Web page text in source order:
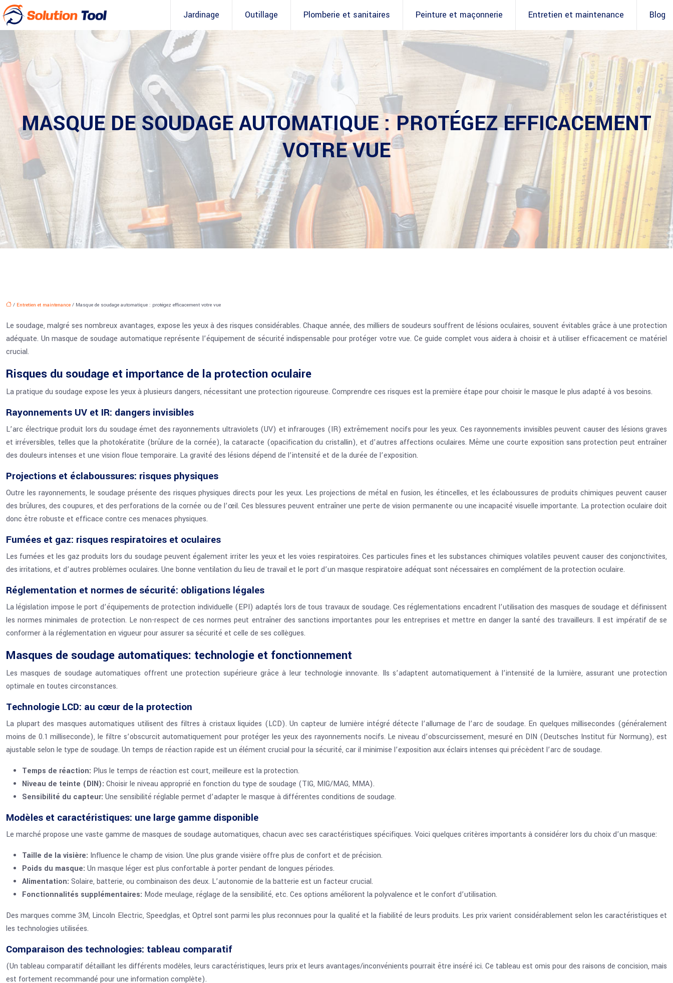
Jardinage Outillage Plomberie et sanitaires Peinture et maçonnerie Entretien et maintenance Blog
MASQUE DE SOUDAGE AUTOMATIQUE : PROTÉGEZ EFFICACEMENT
VOTRE VUE
/ Entretien et maintenance / Masque de soudage automatique : protégez efficacement votre vue
Le soudage, malgré ses nombreux avantages, expose les yeux à des risques considérables. Chaque année, des milliers de soudeurs souffrent de lésions oculaires, souvent évitables grâce à une protection
adéquate. Un masque de soudage automatique représente l’équipement de sécurité indispensable pour protéger votre vue. Ce guide complet vous aidera à choisir et à utiliser efficacement ce matériel
crucial.
Risques du soudage et importance de la protection oculaire
La pratique du soudage expose les yeux à plusieurs dangers, nécessitant une protection rigoureuse. Comprendre ces risques est la première étape pour choisir le masque le plus adapté à vos besoins.
Rayonnements UV et IR: dangers invisibles
L’arc électrique produit lors du soudage émet des rayonnements ultraviolets (UV) et infrarouges (IR) extrêmement nocifs pour les yeux. Ces rayonnements invisibles peuvent causer des lésions graves
et irréversibles, telles que la photokératite (brûlure de la cornée), la cataracte (opacification du cristallin), et d’autres affections oculaires. Même une courte exposition sans protection peut entraîner
des douleurs intenses et une vision floue temporaire. La gravité des lésions dépend de l’intensité et de la durée de l’exposition.
Projections et éclaboussures: risques physiques
Outre les rayonnements, le soudage présente des risques physiques directs pour les yeux. Les projections de métal en fusion, les étincelles, et les éclaboussures de produits chimiques peuvent causer
des brûlures, des coupures, et des perforations de la cornée ou de l’œil. Ces blessures peuvent entraîner une perte de vision permanente ou une incapacité visuelle importante. La protection oculaire doit
donc être robuste et efficace contre ces menaces physiques.
Fumées et gaz: risques respiratoires et oculaires
Les fumées et les gaz produits lors du soudage peuvent également irriter les yeux et les voies respiratoires. Ces particules fines et les substances chimiques volatiles peuvent causer des conjonctivites,
des irritations, et d’autres problèmes oculaires. Une bonne ventilation du lieu de travail et le port d’un masque respiratoire adéquat sont nécessaires en complément de la protection oculaire.
Réglementation et normes de sécurité: obligations légales
La législation impose le port d’équipements de protection individuelle (EPI) adaptés lors de tous travaux de soudage. Ces réglementations encadrent l’utilisation des masques de soudage et définissent
les normes minimales de protection. Le non-respect de ces normes peut entraîner des sanctions importantes pour les entreprises et mettre en danger la santé des travailleurs. Il est impératif de se
conformer à la réglementation en vigueur pour assurer sa sécurité et celle de ses collègues.
Masques de soudage automatiques: technologie et fonctionnement
Les masques de soudage automatiques offrent une protection supérieure grâce à leur technologie innovante. Ils s’adaptent automatiquement à l’intensité de la lumière, assurant une protection
optimale en toutes circonstances.
Technologie LCD: au cœur de la protection
La plupart des masques automatiques utilisent des filtres à cristaux liquides (LCD). Un capteur de lumière intégré détecte l’allumage de l’arc de soudage. En quelques millisecondes (généralement
moins de 0.1 milliseconde), le filtre s’obscurcit automatiquement pour protéger les yeux des rayonnements nocifs. Le niveau d’obscurcissement, mesuré en DIN (Deutsches Institut für Normung), est
ajustable selon le type de soudage. Un temps de réaction rapide est un élément crucial pour la sécurité, car il minimise l’exposition aux éclairs intenses qui précèdent l’arc de soudage.
Temps de réaction: Plus le temps de réaction est court, meilleure est la protection.
Niveau de teinte (DIN): Choisir le niveau approprié en fonction du type de soudage (TIG, MIG/MAG, MMA).
Sensibilité du capteur: Une sensibilité réglable permet d’adapter le masque à différentes conditions de soudage.
Modèles et caractéristiques: une large gamme disponible
Le marché propose une vaste gamme de masques de soudage automatiques, chacun avec ses caractéristiques spécifiques. Voici quelques critères importants à considérer lors du choix d’un masque:
Taille de la visière: Influence le champ de vision. Une plus grande visière offre plus de confort et de précision.
Poids du masque: Un masque léger est plus confortable à porter pendant de longues périodes.
Alimentation: Solaire, batterie, ou combinaison des deux. L’autonomie de la batterie est un facteur crucial.
Fonctionnalités supplémentaires: Mode meulage, réglage de la sensibilité, etc. Ces options améliorent la polyvalence et le confort d’utilisation.
Des marques comme 3M, Lincoln Electric, Speedglas, et Optrel sont parmi les plus reconnues pour la qualité et la fiabilité de leurs produits. Les prix varient considérablement selon les caractéristiques et
les technologies utilisées.
Comparaison des technologies: tableau comparatif
(Un tableau comparatif détaillant les différents modèles, leurs caractéristiques, leurs prix et leurs avantages/inconvénients pourrait être inséré ici. Ce tableau est omis pour des raisons de concision, mais
est fortement recommandé pour une information complète).